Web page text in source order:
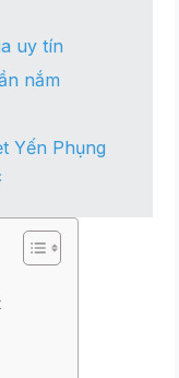
uy tín
nắm
Yến Phụng